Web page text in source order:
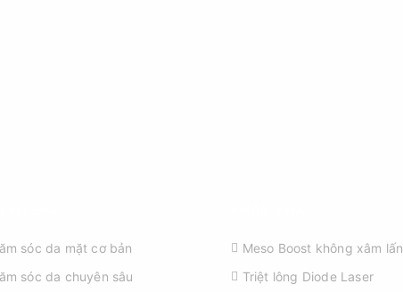
sóc da mặt cơ bản
sóc da chuyên sâu
Meso Boost không xâm lấn
Triệt lông Diode Laser